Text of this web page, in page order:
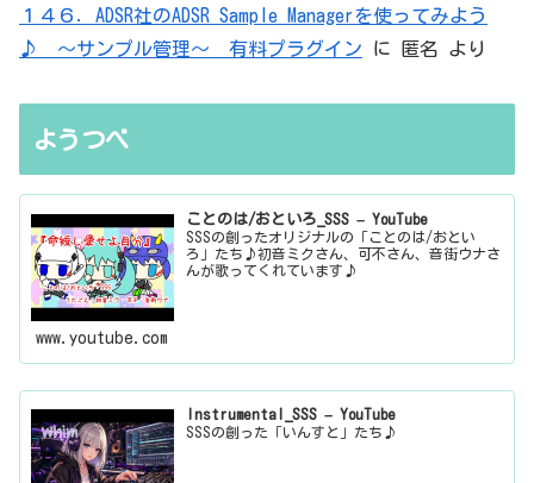
１４６．ADSR社のADSR Sample Managerを使ってみよう
♪ ～サンプル管理～ 有料プラグイン に 匿名 より
ようつべ
ことのは/おといろ_SSS – YouTube
SSSの創ったオリジナルの「ことのは/おとい
ろ」たち♪初音ミクさん、可不さん、音街ウナさ
んが歌ってくれています♪
www.youtube.com
Instrumental_SSS – YouTube
SSSの創った「いんすと」たち♪